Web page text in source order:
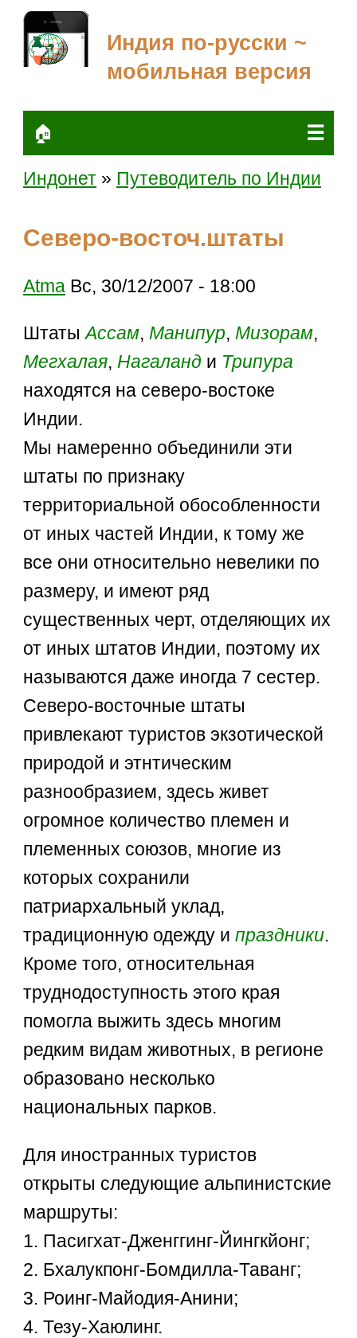
Индия по-русски ~
мобильная версия
🏠 ☰
Индонет » Путеводитель по Индии
Северо-восточ.штаты
Atma Вс, 30/12/2007 - 18:00
ШтатыАссам,Манипур,Мизорам,
Мегхалая,Нагаланд и Трипура
находятся на северо-востоке
Индии.
Мы намеренно объединили эти
штаты по признаку
территориальной обособленности
от иных частей Индии, к тому же
все они относительно невелики по
размеру, и имеют ряд
существенных черт, отделяющих их
от иных штатов Индии, поэтому их
называются даже иногда 7 сестер.
Северо-восточные штаты
привлекают туристов экзотической
природой и этнтическим
разнообразием, здесь живет
огромное количество племен и
племенных союзов, многие из
которых сохранили
патриархальный уклад,
традиционную одежду ипраздники.
Кроме того, относительная
труднодоступность этого края
помогла выжить здесь многим
редким видам животных, в регионе
образовано несколько
национальных парков.
Для иностранных туристов
открыты следующие альпинистские
маршруты:
1. Пасигхат-Дженггинг-Йингкйонг;
2. Бхалукпонг-Бомдилла-Таванг;
3. Роинг-Майодия-Анини;
4. Тезу-Хаюлинг.